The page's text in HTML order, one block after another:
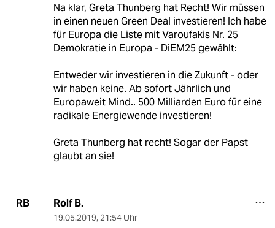
Na klar, Greta Thunberg hat Recht! Wir müssen
in einen neuen Green Deal investieren! Ich habe
für Europa die Liste mit Varoufakis Nr. 25
Demokratie in Europa - DiEM25 gewählt:
Entweder wir investieren in die Zukunft - oder
wir haben keine. Ab sofort Jährlich und
Europaweit Mind.. 500 Milliarden Euro für eine
radikale Energiewende investieren!
Greta Thunberg hat recht! Sogar der Papst
glaubt an sie!
RB Rolf B.
19.05.2019, 21:54 Uhr